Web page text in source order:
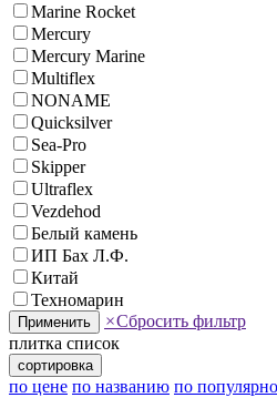
Marine Rocket
Mercury
Mercury Marine
Multiflex
NONAME
Quicksilver
Sea-Pro
Skipper
Ultraflex
Vezdehod
Белый камень
ИП Бах Л.Ф.
Китай
Техномарин
Применить ×Сбросить фильтр
плитка список
сортировка
по цене по названию по